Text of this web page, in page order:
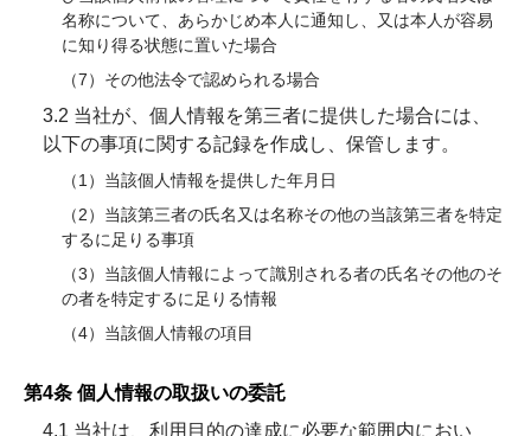
名称について、あらかじめ本人に通知し、又は本人が容易
に知り得る状態に置いた場合
（7）その他法令で認められる場合
3.2 当社が、個人情報を第三者に提供した場合には、
以下の事項に関する記録を作成し、保管します。
（1）当該個人情報を提供した年月日
（2）当該第三者の氏名又は名称その他の当該第三者を特定
するに足りる事項
（3）当該個人情報によって識別される者の氏名その他のそ
の者を特定するに足りる情報
（4）当該個人情報の項目
第4条 個人情報の取扱いの委託
4.1 当社は、利用目的の達成に必要な範囲内におい